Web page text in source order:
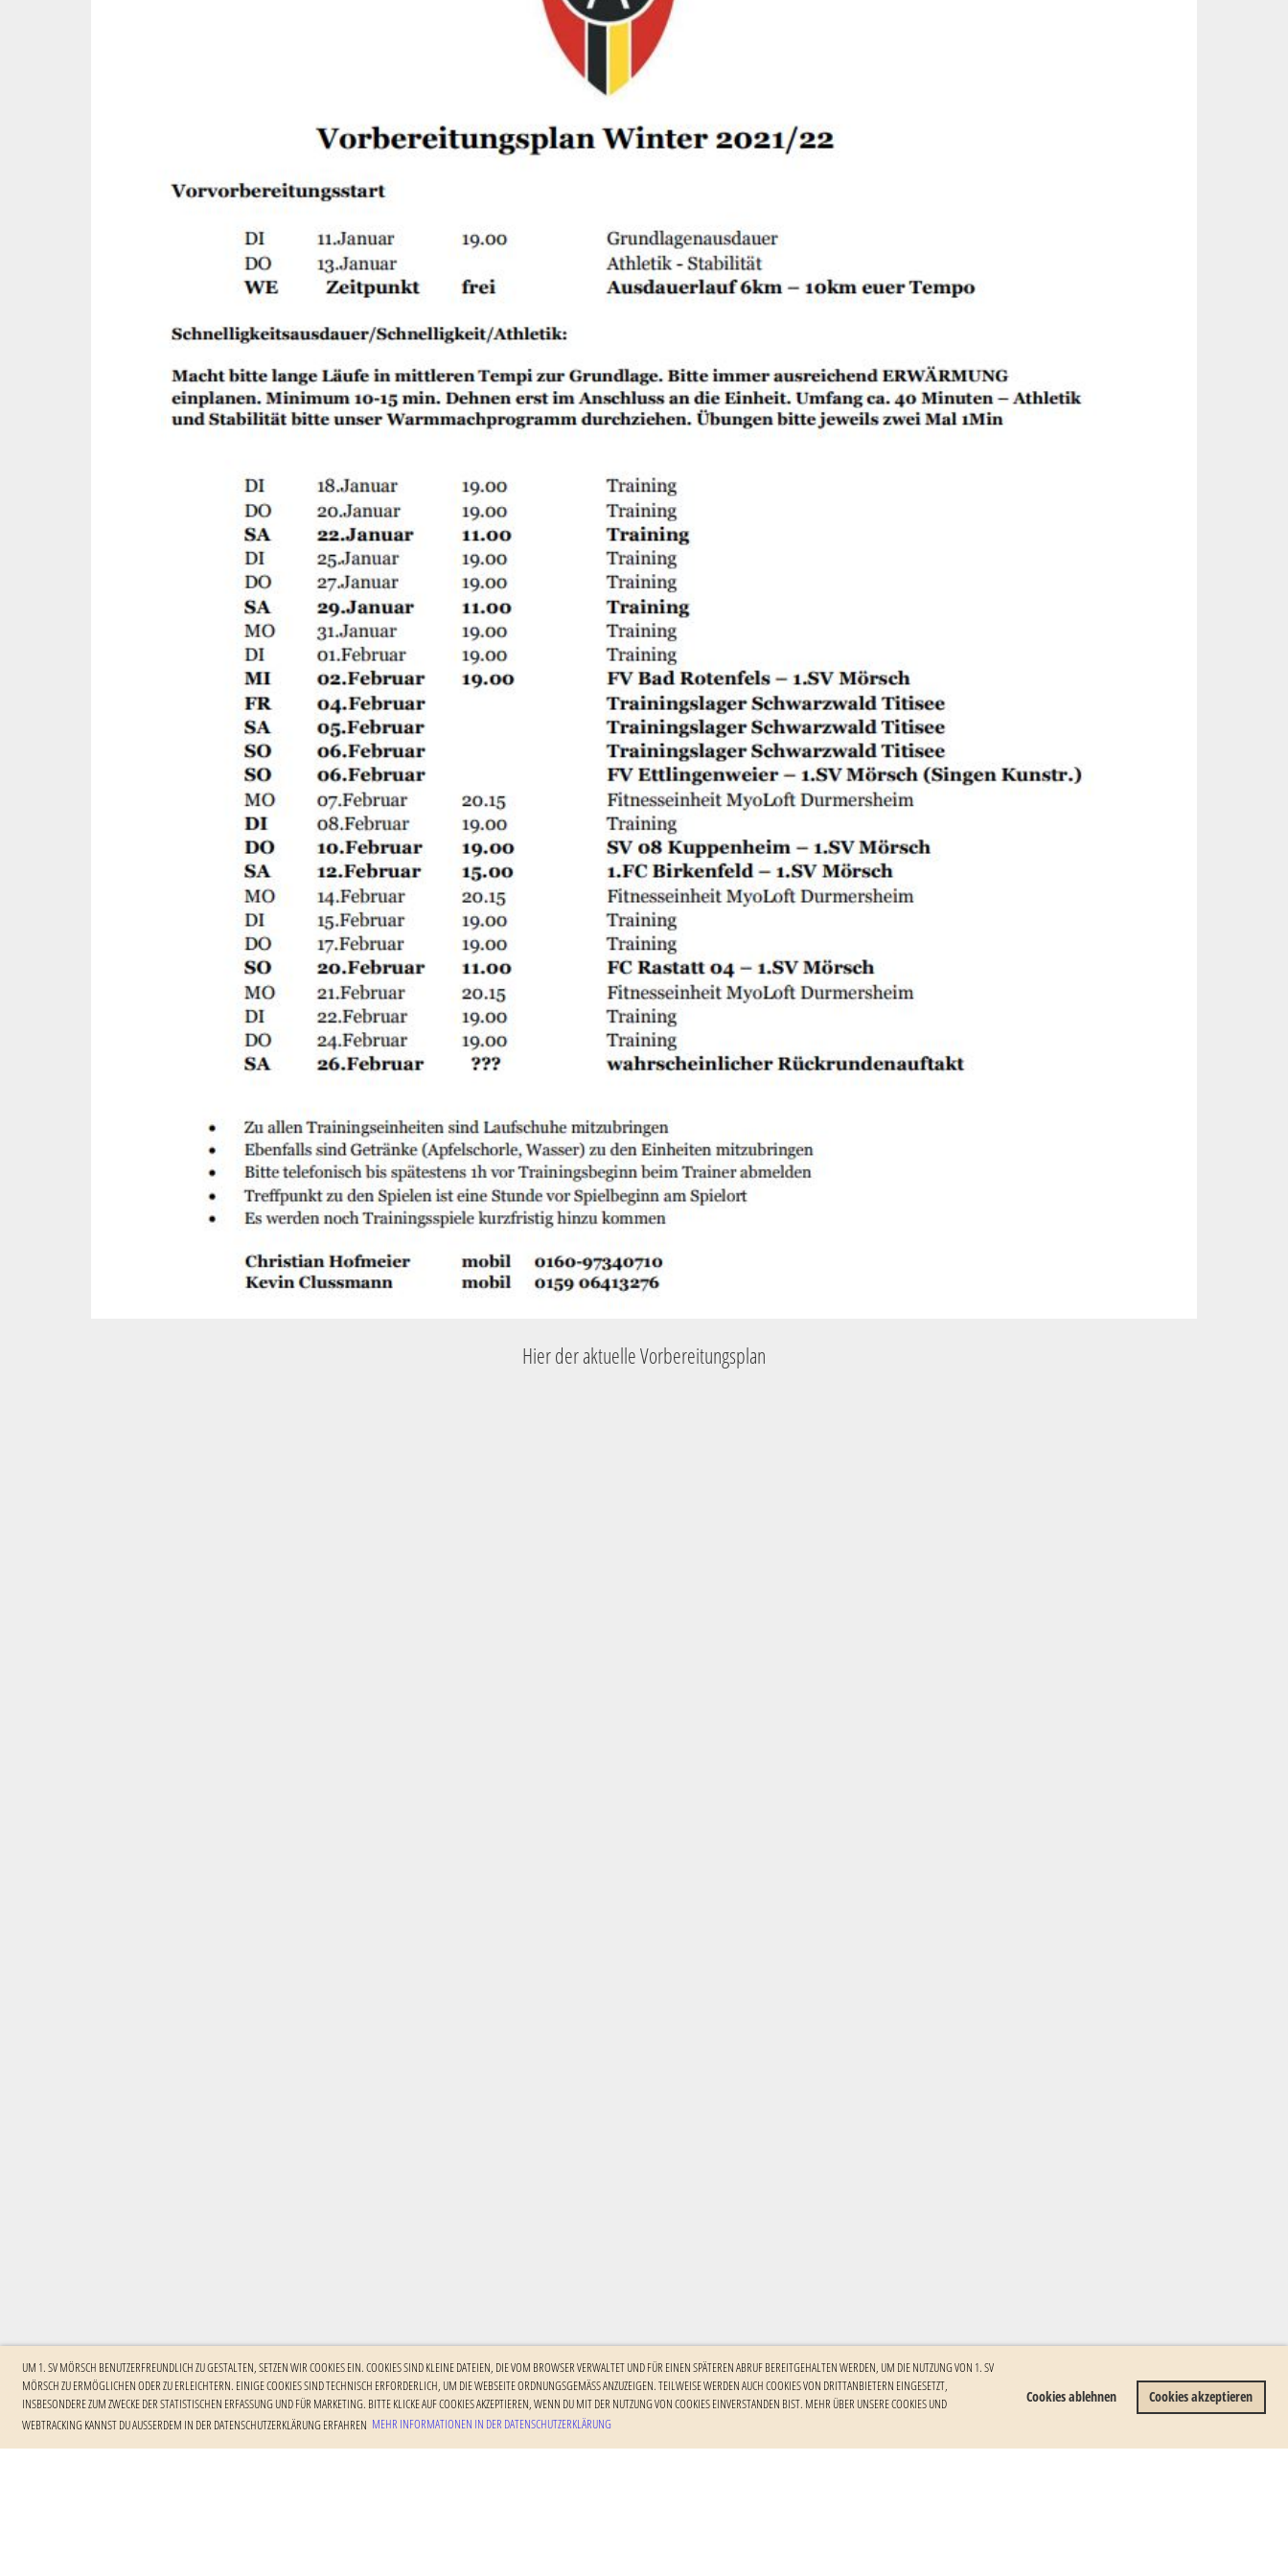
UM 1. SV MÖRSCH BENUTZERFREUNDLICH ZU GESTALTEN, SETZEN WIR COOKIES EIN. COOKIES SIND KLEINE DATEIEN, DIE VOM BROWSER VERWALTET UND FÜR EINEN SPÄTEREN ABRUF BEREITGEHALTEN WERDEN, UM DIE NUTZUNG VON 1. SV
MÖRSCH ZU ERMÖGLICHEN ODER ZU ERLEICHTERN. EINIGE COOKIES SIND TECHNISCH ERFORDERLICH, UM DIE WEBSEITE ORDNUNGSGEMÄSS ANZUZEIGEN. TEILWEISE WERDEN AUCH COOKIES VON DRITTANBIETERN EINGESETZT, I
NSBESONDERE ZUM ZWECKE DER STATISTISCHEN ERFASSUNG UND FÜR MARKETING. BITTE KLICKE AUF COOKIES AKZEPTIEREN, WENN DU MIT DER NUTZUNG VON COOKIES EINVERSTANDEN BIST. MEHR ÜBER UNSERE COOKIES UND W
EBTRACKING KANNST DU AUSSERDEM IN DER DATENSCHUTZERKLÄRUNG ERFAHREN
MEHR INFORMATIONEN IN DER DATENSCHUTZERKLÄRUNG
Cookies ablehnen Cookies akzeptieren
Hier der aktuelle Vorbereitungsplan